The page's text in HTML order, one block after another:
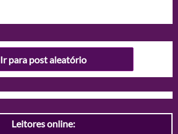
Ir para post aleatório
Leitores online: